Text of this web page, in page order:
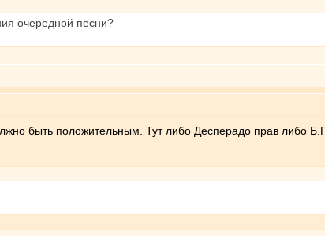
очередной песни?
быть положительным. Тут либо Десперадо прав либо